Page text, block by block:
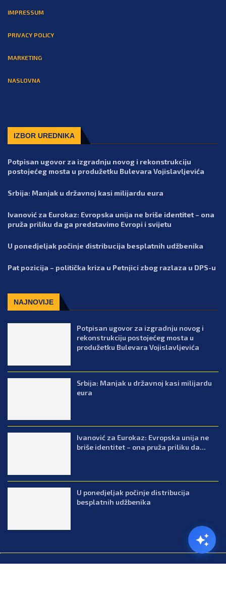
IMPRESSUM
PRIVACY POLICY
MARKETING
NASLOVNA
IZBOR UREDNIKA
Potpisan ugovor za izgradnju novog i rekonstrukciju
postojećeg mosta u produžetku Bulevara Vojislavljevića
Srbija: Manjak u državnoj kasi milijardu eura
Ivanović za Eurokaz: Evropska unija ne briše identitet – ona
pruža priliku da ga predstavimo Evropi i svijetu
U ponedjeljak počinje distribucija besplatnih udžbenika
Pat pozicija – politička kriza u Petnjici zbog razlaza u DPS-u
NAJNOVIJE
Potpisan ugovor za izgradnju novog i
rekonstrukciju postojećeg mosta u
produžetku Bulevara Vojislavljevića
Srbija: Manjak u državnoj kasi milijardu
eura
Ivanović za Eurokaz: Evropska unija ne
briše identitet – ona pruža priliku da...
U ponedjeljak počinje distribucija
besplatnih udžbenika